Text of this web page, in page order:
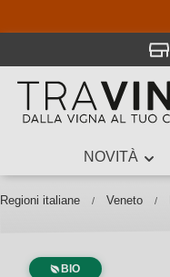
NOVITÀ
Regioni italiane Veneto
BIO
Travino.